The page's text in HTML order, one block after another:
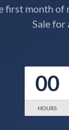
month of
Sale for
00
HOURS